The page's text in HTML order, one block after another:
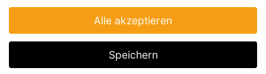
Alle akzeptieren
Speichern